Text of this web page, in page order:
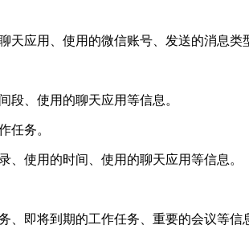
应用、使用的微信账号、发送的消息类
段、使用的聊天应用等信息。
任务。
使用的时间、使用的聊天应用等信息。
即将到期的工作任务、重要的会议等信